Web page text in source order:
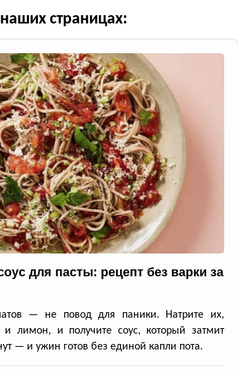
страницах:
для пасты: рецепт без варки за
— не повод для паники. Натрите их,
и лимон, и получите соус, который затмит
— и ужин готов без единой капли пота.